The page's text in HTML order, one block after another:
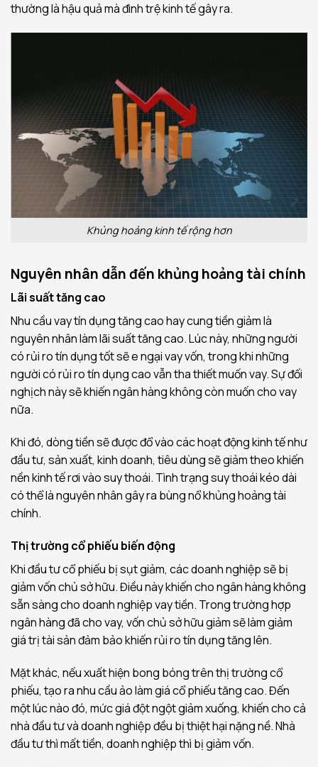
thường là hậu quả mà đình trệ kinh tế gây ra.
Khủng hoảng kinh tế rộng hơn
Nguyên nhân dẫn đến khủng hoảng tài chính
Lãi suất tăng cao
Nhu cầu vay tín dụng tăng cao hay cung tiền giảm là
nguyên nhân làm lãi suất tăng cao. Lúc này, những người
có rủi ro tín dụng tốt sẽ e ngại vay vốn, trong khi những
người có rủi ro tín dụng cao vẫn tha thiết muốn vay. Sự đối
nghịch này sẽ khiến ngân hàng không còn muốn cho vay
nữa.
Khi đó, dòng tiền sẽ được đổ vào các hoạt động kinh tế như
đầu tư, sản xuất, kinh doanh, tiêu dùng sẽ giảm theo khiến
nền kinh tế rơi vào suy thoái. Tình trạng suy thoái kéo dài
có thể là nguyên nhân gây ra bùng nổ khủng hoảng tài
chính.
Thị trường cổ phiếu biến động
Khi đầu tư cổ phiếu bị sụt giảm, các doanh nghiệp sẽ bị
giảm vốn chủ sở hữu. Điều này khiến cho ngân hàng không
sẵn sàng cho doanh nghiệp vay tiền. Trong trường hợp
ngân hàng đã cho vay, vốn chủ sở hữu giảm sẽ làm giảm
giá trị tài sản đảm bảo khiến rủi ro tín dụng tăng lên.
Mặt khác, nếu xuất hiện bong bóng trên thị trường cổ
phiếu, tạo ra nhu cầu ảo làm giá cổ phiếu tăng cao. Đến
một lúc nào đó, mức giá đột ngột giảm xuống, khiến cho cả
nhà đầu tư và doanh nghiệp đều bị thiệt hại nặng nề. Nhà
đầu tư thì mất tiền, doanh nghiệp thì bị giảm vốn.